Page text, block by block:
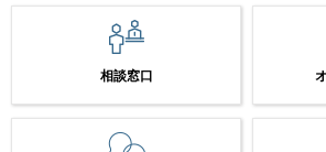
相談窓口